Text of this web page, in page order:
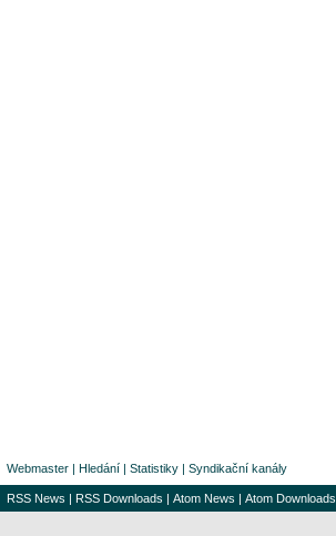
Webmaster | Hledání | Statistiky | Syndikační kanály
RSS News | RSS Downloads | Atom News | Atom Downloads